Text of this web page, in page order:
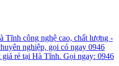
Tĩnh công nghệ cao, chất lượng -
nghiệp, gọi có ngay 0946
giá rẻ tại Hà Tĩnh. Gọi ngay: 0946